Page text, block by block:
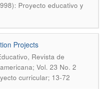
Proyecto educativo y
Projects
Revista de
Vol. 23 No. 2
curricular; 13-72